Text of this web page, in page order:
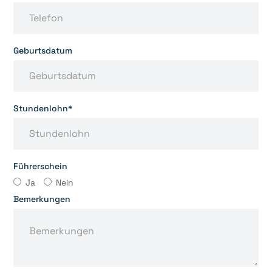
Geburtsdatum
Stundenlohn*
Führerschein
Ja
Nein
Bemerkungen